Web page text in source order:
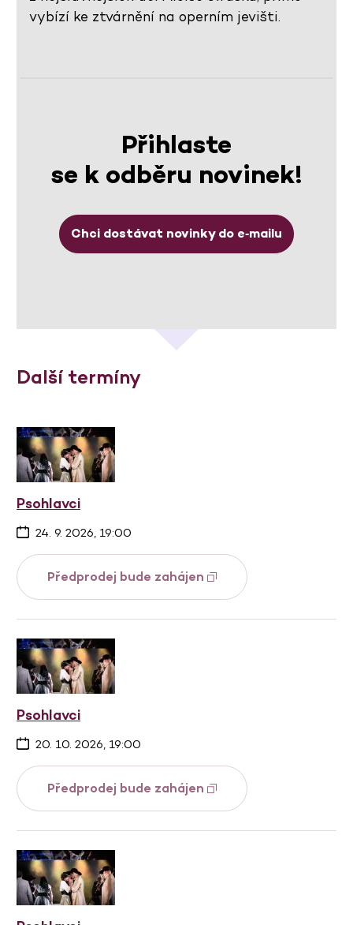
vybízí ke ztvárnění na operním jevišti.
Přihlaste
se k odběru novinek!
Chci dostávat novinky do e‑mailu
Další termíny
Psohlavci
24. 9. 2026, 19:00
Předprodej bude zahájen
Psohlavci
20. 10. 2026, 19:00
Předprodej bude zahájen